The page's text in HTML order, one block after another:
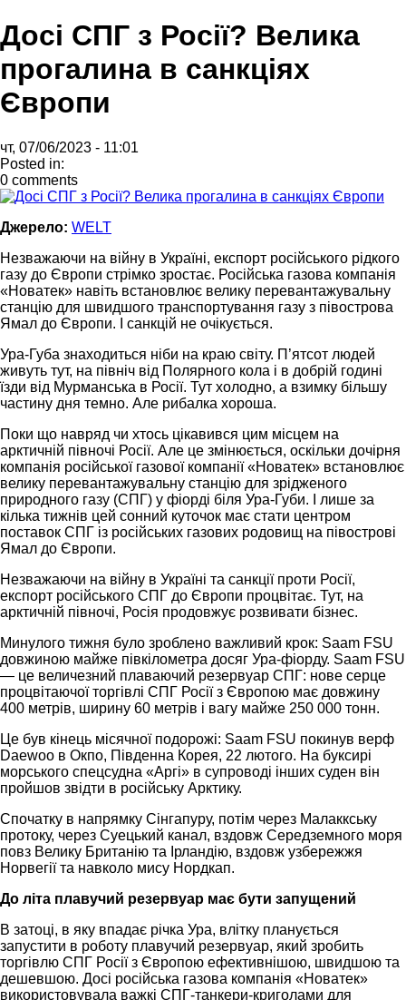
Досі СПГ з Росії? Велика
прогалина в санкціях
Європи
чт, 07/06/2023 - 11:01
Posted in:
0 comments
Джерело: WELT
Незважаючи на війну в Україні, експорт російського рідкого
газу до Європи стрімко зростає. Російська газова компанія
«Новатек» навіть встановлює велику перевантажувальну
станцію для швидшого транспортування газу з півострова
Ямал до Європи. І санкцій не очікується.
Ура-Губа знаходиться ніби на краю світу. П’ятсот людей
живуть тут, на північ від Полярного кола і в добрій годині
їзди від Мурманська в Росії. Тут холодно, а взимку більшу
частину дня темно. Але рибалка хороша.
Поки що навряд чи хтось цікавився цим місцем на
арктичній півночі Росії. Але це змінюється, оскільки дочірня
компанія російської газової компанії «Новатек» встановлює
велику перевантажувальну станцію для зрідженого
природного газу (СПГ) у фіорді біля Ура-Губи. І лише за
кілька тижнів цей сонний куточок має стати центром
поставок СПГ із російських газових родовищ на півострові
Ямал до Європи.
Незважаючи на війну в Україні та санкції проти Росії,
експорт російського СПГ до Європи процвітає. Тут, на
арктичній півночі, Росія продовжує розвивати бізнес.
Минулого тижня було зроблено важливий крок: Saam FSU
довжиною майже півкілометра досяг Ура-фіорду. Saam FSU
— це величезний плаваючий резервуар СПГ: нове серце
процвітаючої торгівлі СПГ Росії з Європою має довжину
400 метрів, ширину 60 метрів і вагу майже 250 000 тонн.
Це був кінець місячної подорожі: Saam FSU покинув верф
Daewoo в Окпо, Південна Корея, 22 лютого. На буксирі
морського спецсудна «Аргі» в супроводі інших суден він
пройшов звідти в російську Арктику.
Спочатку в напрямку Сінгапуру, потім через Малаккську
протоку, через Суецький канал, вздовж Середземного моря
повз Велику Британію та Ірландію, вздовж узбережжя
Норвегії та навколо мису Нордкап.
До літа плавучий резервуар має бути запущений
В затоці, в яку впадає річка Ура, влітку планується
запустити в роботу плавучий резервуар, який зробить
торгівлю СПГ Росії з Європою ефективнішою, швидшою та
дешевшою. Досі російська газова компанія «Новатек»
використовувала важкі СПГ-танкери-криголами для